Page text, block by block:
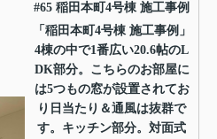
#65 稲田本町4号棟 施工事例
「稲田本町4号棟 施工事例」
4棟の中で1番広い20.6帖のL
DK部分。こちらのお部屋に
は5つもの窓が設置されてお
り日当たり＆通風は抜群で
す。キッチン部分。対面式